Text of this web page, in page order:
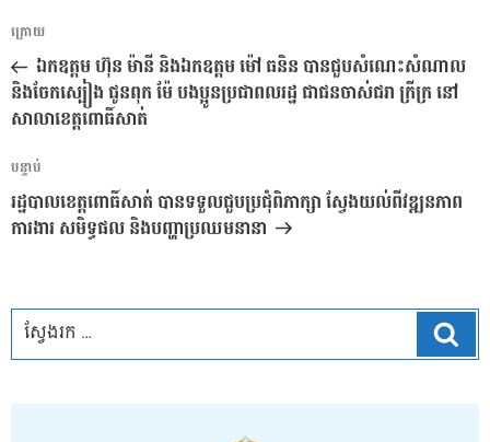
ការ​
នាំទិស​
ប្រកាស
អត្ថបទ
មុន
ក្រោយ
ឯកឧត្តម ហ៊ុន ម៉ានី និងឯកឧត្តម​ ម៉ៅ​ ធនិន បានជួបសំណេះសំណាល​
និងចែកស្បៀង​ ជូនពុក ម៉ែ បងប្អូន​ប្រជាពលរដ្ឋ​ ជាជនចាស់ជរា​ ក្រីក្រ នៅ
សាលាខេត្តពោធិ៍សាត់
អត្ថបទ
បន្ទាប់
បន្ទាប់
រដ្ឋបាលខេត្តពោធិ៍សាត់ បានទទួលជួបប្រជុំពិភាក្សា ស្វែងយល់ពីវឌ្ឍនភាព
ការងារ សមិទ្ធផល​ និងបញ្ហាប្រឈមនានា